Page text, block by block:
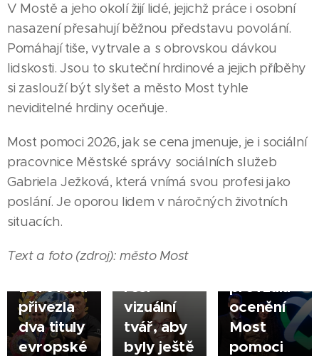
V Mostě a jeho okolí žijí lidé, jejichž práce i osobní
nasazení přesahují běžnou představu povolání.
Pomáhají tiše, vytrvale a s obrovskou dávkou
lidskosti. Jsou to skuteční hrdinové a jejich příběhy
si zaslouží být slyšet a město Most tyhle
neviditelné hrdiny oceňuje.
Most pomoci 2026, jak se cena jmenuje, je i sociální
pracovnice Městské správy sociálních služeb
Gabriela Ježková, která vnímá svou profesi jako
poslání. Je oporou lidem v náročných životních
situacích.
Text a foto (zdroj): město Most
15.05.2026
MOST |
Mostecká
kickboxerka
Borovská
přivezla
dva tituly
evropské
28.04.2026
MOST |
Gregušová
řeší
vizuální
tvář, aby
byly ještě
17.04.2026
MOST |
Sociální
převzala
ocenění
Most
pomoci